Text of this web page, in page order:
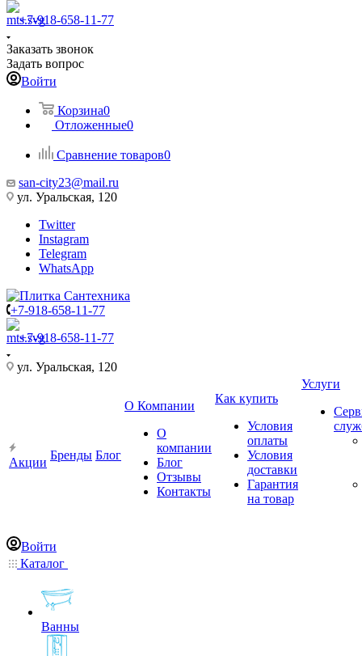
+7-918-658-11-77
Заказать звонок
Задать вопрос
Войти
Корзина0
Отложенные0
Сравнение товаров0
san-city23@mail.ru
ул. Уральская, 120
Twitter
Instagram
Telegram
WhatsApp
+7-918-658-11-77
+7-918-658-11-77
ул. Уральская, 120
Акции
Бренды Блог
О Компании
О
компании
Блог
Отзывы
Контакты
Как купить
Условия
оплаты
Условия
доставки
Гарантия
на товар
Услуги
Войти
Каталог
Ванны